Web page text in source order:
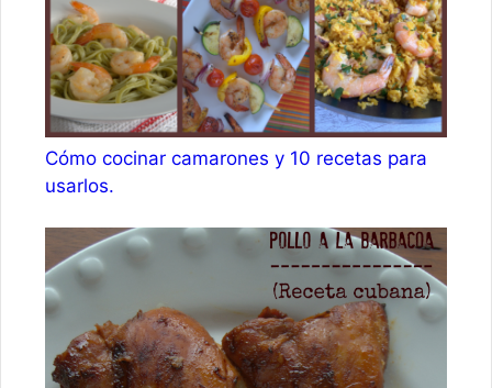
Cómo cocinar camarones y 10 recetas para
usarlos.